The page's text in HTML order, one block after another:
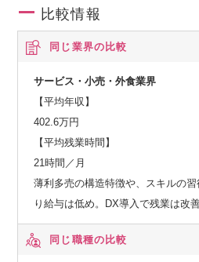
めの新規事業にも積極的に挑戦して
ジョンに共感し、共に未来を切り拓
心から歓迎します！
イオンネクストの挑戦を支える、圧
イオンネクストの挑戦は、イオング
界最先端のテクノロジーによって支
これらが、私たちのオンラインマー
比較情報
同じ業界の比較
サービス・小売・外食業界
【平均年収】
402.6万円
【平均残業時間】
21時間／月
薄利多売の構造特徴や、スキルの
り給与は低め。DX導入で残業は改善
同じ職種の比較